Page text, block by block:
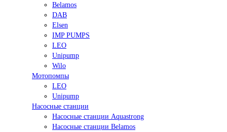
Belamos
DAB
Elsen
IMP PUMPS
LEO
Unipump
Wilo
Мотопомпы
LEO
Unipump
Насосные станции
Насосные станции Aquastrong
Насосные станции Belamos